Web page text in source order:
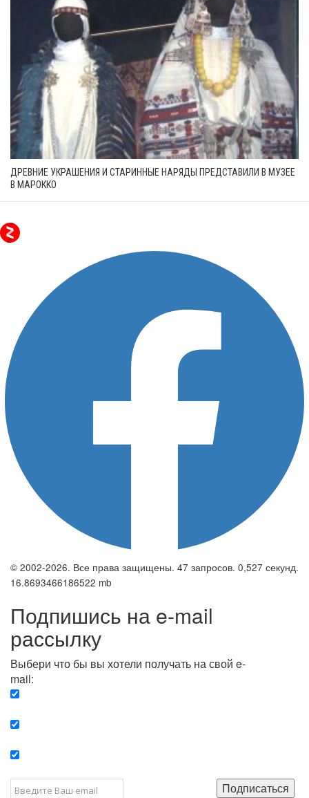
ДРЕВНИЕ УКРАШЕНИЯ И СТАРИННЫЕ НАРЯДЫ ПРЕДСТАВИЛИ В МУЗЕЕ
В МАРОККО
© 2002-2026. Все права защищены. 47 запросов. 0,527 секунд.
16.8693466186522 mb
Подпишись на e-mail
рассылку
Выбери что бы вы хотели получать на свой e-
mail:
Подписаться